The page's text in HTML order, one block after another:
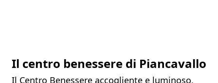
Il centro benessere di Piancavallo
Il Centro Benessere accogliente e luminoso,